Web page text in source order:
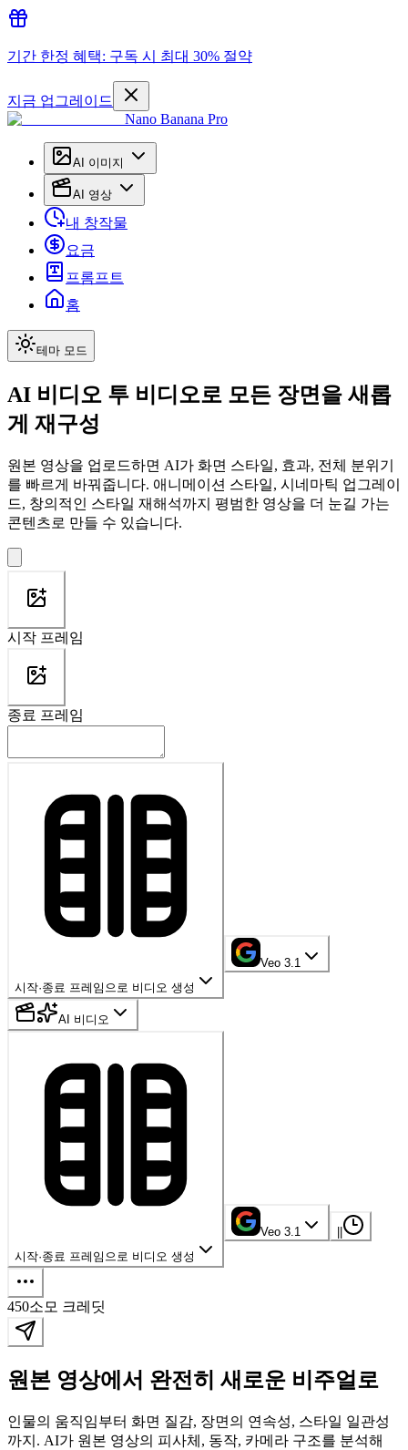
기간 한정 혜택: 구독 시 최대 30% 절약
지금 업그레이드
Nano Banana Pro
AI 이미지
AI 영상
내 창작물
요금
프롬프트
홈
테마 모드
AI 비디오 투 비디오로 모든 장면을 새롭
게 재구성
원본 영상을 업로드하면 AI가 화면 스타일, 효과, 전체 분위기
를 빠르게 바꿔줍니다. 애니메이션 스타일, 시네마틱 업그레이
드, 창의적인 스타일 재해석까지 평범한 영상을 더 눈길 가는
콘텐츠로 만들 수 있습니다.
시작 프레임
종료 프레임
시작·종료 프레임으로 비디오 생성
Veo 3.1
AI 비디오
시작·종료 프레임으로 비디오 생성
Veo 3.1
450소모 크레딧
원본 영상에서 완전히 새로운 비주얼로
인물의 움직임부터 화면 질감, 장면의 연속성, 스타일 일관성
까지. AI가 원본 영상의 피사체, 동작, 카메라 구조를 분석해